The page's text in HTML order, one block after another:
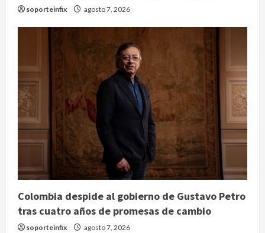
soporteinfix agosto 7, 2026
Colombia despide al gobierno de Gustavo Petro
tras cuatro años de promesas de cambio
soporteinfix agosto 7, 2026